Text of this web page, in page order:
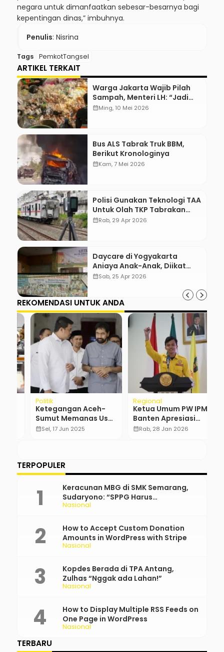
negara untuk dimanfaatkan sebesar-besarnya bagi
kepentingan dinas,” imbuhnya.
Penulis: Nisrina
Tags PemkotTangsel
ARTIKEL TERKAIT
Warga Jakarta Wajib Pilah
Sampah, Menteri LH: “Jadi
Contoh Nih”
calendar_monthMing, 10 Mei 2026
Bus ALS Tabrak Truk BBM,
Berikut Kronologinya
calendar_monthKam, 7 Mei 2026
Polisi Gunakan Teknologi TAA
Untuk Olah TKP Tabrakan
Kereta Bekasi
calendar_monthRab, 29 Apr 2026
Daycare di Yogyakarta
Aniaya Anak-Anak, Diikat
Hingga Lebam
calendar_monthSab, 25 Apr 2026
REKOMENDASI UNTUK ANDA
Politik
Ketegangan Aceh-
Sumut Memanas Usai
Keputusan
Sel, 17 Jun 2025
Regional
Ketua Umum PW IPM
Banten Apresiasi
Ketegasan Kapolri:
Rab, 28 Jan 2026
TERPOPULER
Nasional
Keracunan MBG di SMK Semarang,
Sudaryono: “SPPG Harus
Bertanggung Jawab!”
Nasional
How to Accept Custom Donation
Amounts in WordPress with Stripe
Nasional
Kopdes Berada di TPA Antang,
Zulhas “Nggak ada Lahan!”
Nasional
How to Display Multiple RSS Feeds on
One Page in WordPress
TERBARU